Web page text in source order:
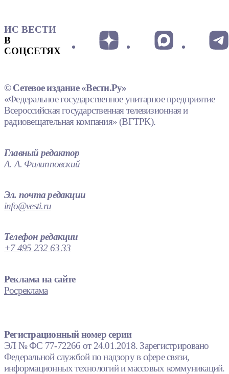
ИС ВЕСТИ
В
СОЦСЕТЯХ
© Сетевое издание «Вести.Ру»
«Федеральное государственное унитарное предприятие
Всероссийская государственная телевизионная и
радиовещательная компания» (ВГТРК).
Главный редактор
А. А. Филипповский
Эл. почта редакции
info@vesti.ru
Телефон редакции
+7 495 232 63 33
Реклама на сайте
Росреклама
Регистрационный номер серии
ЭЛ № ФС 77-72266 от 24.01.2018. Зарегистрировано
Федеральной службой по надзору в сфере связи,
информационных технологий и массовых коммуникаций.